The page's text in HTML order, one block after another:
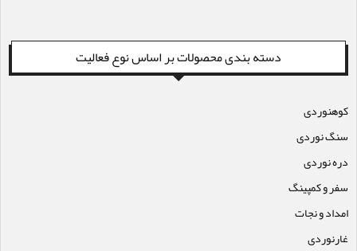
دسته بندی محصولات بر اساس نوع فعالیت
کوهنوردی
سنگ نوردی
دره نوردی
سفر و کمپینگ
امداد و نجات
غارنوردی